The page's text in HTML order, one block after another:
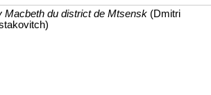
Macbeth du district de Mtsensk (Dmitri